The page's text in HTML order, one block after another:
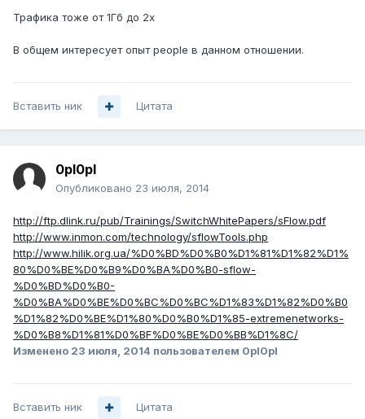
Трафика тоже от 1Гб до 2х
В общем интересует опыт people в данном отношении.
Вставить ник Цитата
0pl0pl
Опубликовано 23 июля, 2014
http://ftp.dlink.ru/pub/Trainings/SwitchWhitePapers/sFlow.pdf
http://www.inmon.com/technology/sflowTools.php
http://www.hilik.org.ua/%D0%BD%D0%B0%D1%81%D1%82%D1%
80%D0%BE%D0%B9%D0%BA%D0%B0-sflow-
%D0%BD%D0%B0-
%D0%BA%D0%BE%D0%BC%D0%BC%D1%83%D1%82%D0%B0
%D1%82%D0%BE%D1%80%D0%B0%D1%85-extremenetworks-
%D0%B8%D1%81%D0%BF%D0%BE%D0%BB%D1%8C/
Изменено 23 июля, 2014 пользователем 0pl0pl
Вставить ник Цитата